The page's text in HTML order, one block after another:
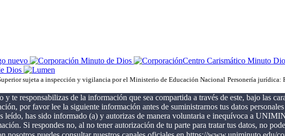
sujeta a inspección y vigilancia por el Ministerio de Educación Nacional Personería jurídica:
te responsabilizas de la información que sea compartida a través de este, bajo las
por favor lee la siguiente información antes de suministrarnos tus datos
has sido informado (a) y autorizas de manera voluntaria e inequívoca a
Si respondes no, al no tener autorización de tu parte para tratar tus datos, no